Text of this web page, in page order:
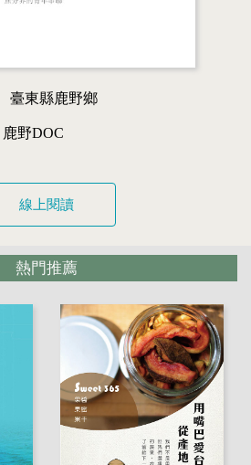
臺東縣鹿野鄉
鹿野DOC
線上閱讀
熱門推薦